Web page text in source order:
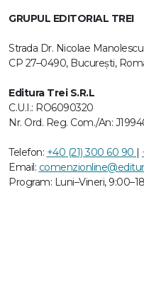
GRUPUL EDITORIAL TREI
Strada Dr. Nicolae
CP 27–0490, Bucureşti,
Editura Trei S.R.L
C.U.I.: RO6090320
Nr. Ord. Reg. Com./An:
Telefon: +40 (21) 300 60 90 |
Email:
Program: Luni–Vineri,